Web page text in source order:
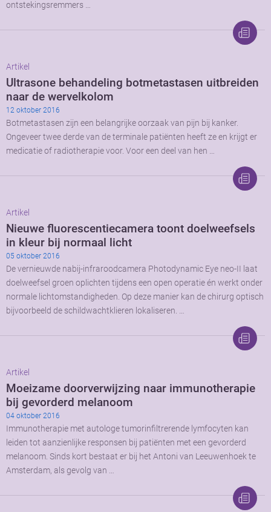
ontstekingsremmers …
Artikel
Ultrasone behandeling botmetastasen uitbreiden
naar de wervelkolom
12 oktober 2016
Botmetastasen zijn een belangrijke oorzaak van pijn bij kanker.
Ongeveer twee derde van de terminale patiënten heeft ze en krijgt er
medicatie of radiotherapie voor. Voor een deel van hen …
Artikel
Nieuwe fluorescentiecamera toont doelweefsels
in kleur bij normaal licht
05 oktober 2016
De vernieuwde nabij-infraroodcamera Photodynamic Eye neo-II laat
doelweefsel groen oplichten tijdens een open operatie én werkt onder
normale lichtomstandigheden. Op deze manier kan de chirurg optisch
bijvoorbeeld de schildwachtklieren lokaliseren. …
Artikel
Moeizame doorverwijzing naar immunotherapie
bij gevorderd melanoom
04 oktober 2016
Immunotherapie met autologe tumorinfiltrerende lymfocyten kan
leiden tot aanzienlijke responsen bij patiënten met een gevorderd
melanoom. Sinds kort bestaat er bij het Antoni van Leeuwenhoek te
Amsterdam, als gevolg van …